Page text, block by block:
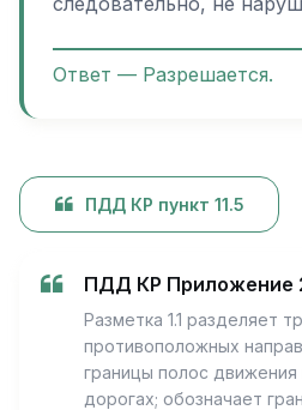
Ответ — Разрешается.
ПДД КР пункт 11.5
ПДД КР Приложение
Разметка 1.1 разделяет
противоположных
границы полос
дорогах; обозначает